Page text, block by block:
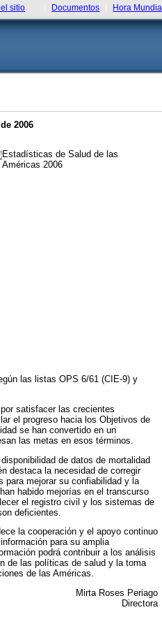
sitio Documentos Hora Mundial
2006
las listas OPS 6/61 (CIE-9) y
satisfacer las crecientes
el progreso hacia los Objetivos de
se han convertido en un
las metas en esos términos.
de datos de mortalidad
destaca la necesidad de corregir
para mejorar su confiabilidad y la
habido mejorías en el transcurso
el registro civil y los sistemas de
deficientes.
la cooperación y el apoyo continuo
para su amplia
podrá contribuir a los análisis
de las políticas de salud y la toma
de las Américas.
Mirta Roses Periago
Directora